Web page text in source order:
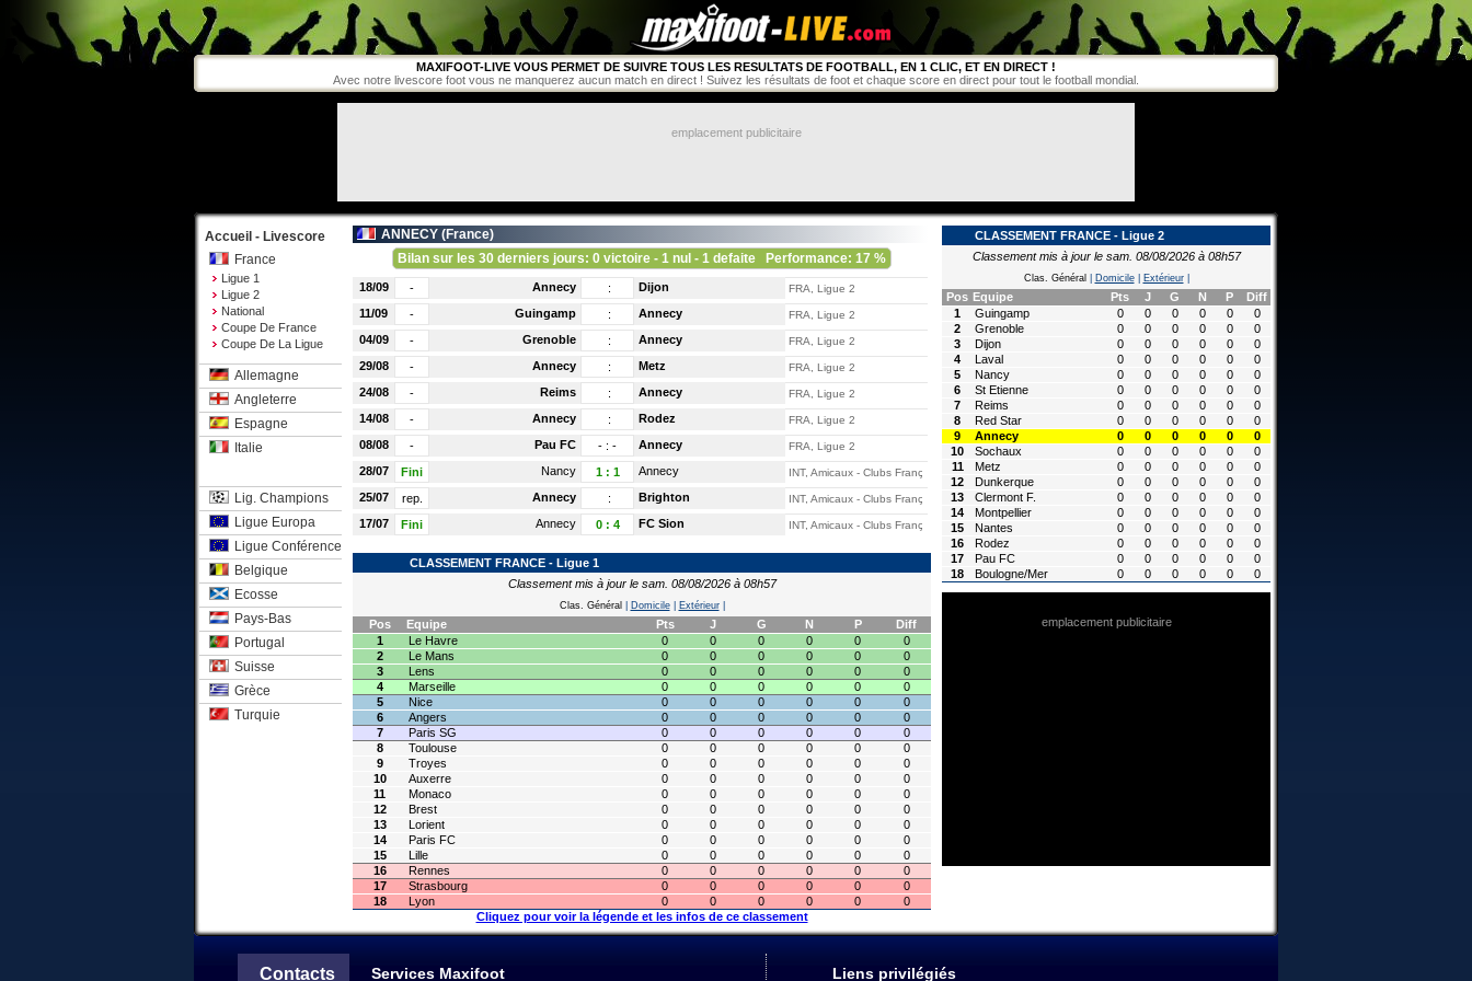
MAXIFOOT-LIVE VOUS PERMET DE SUIVRE TOUS LES RESULTATS DE FOOTBALL, EN 1 CLIC, ET EN DIRECT !
Avec notre livescore foot vous ne manquerez aucun match en direct ! Suivez les résultats de foot et chaque score en direct pour tout le football mondial.
emplacement publicitaire
Accueil - Livescore
France
Ligue 1
Ligue 2
National
Coupe De France
Coupe De La Ligue
Allemagne
Angleterre
Espagne
Italie
Lig. Champions
Ligue Europa
Ligue Conférence
Belgique
Ecosse
Pays-Bas
Portugal
Suisse
Grèce
Turquie
ANNECY (France)
Bilan sur les 30 derniers jours: 0 victoire - 1 nul - 1 defaite
Performance: 17 %
18/09 - Annecy : Dijon FRA, Ligue 2
11/09 - Guingamp : Annecy FRA, Ligue 2
04/09 - Grenoble : Annecy FRA, Ligue 2
29/08 - Annecy : Metz FRA, Ligue 2
24/08 - Reims : Annecy FRA, Ligue 2
14/08 - Annecy : Rodez FRA, Ligue 2
08/08 - Pau FC - : - Annecy FRA, Ligue 2
28/07 Fini Nancy 1: 1 Annecy INT, Amicaux - Clubs Français
25/07 rep. Annecy : Brighton INT, Amicaux - Clubs Français
17/07 Fini Annecy 0: 4 FC Sion INT, Amicaux - Clubs Français
CLASSEMENT FRANCE - Ligue 1
Classement mis à jour le sam. 08/08/2026 à 08h57
Clas. Général Domicile| Extérieur|
Pos Equipe Pts J G N P
Diff
1
Le Havre 0 0 0 0 0
0
2
Le Mans 0 0 0 0 0
0
3
Lens 0 0 0 0 0
0
4
Marseille 0 0 0 0 0
0
5
Nice 0 0 0 0 0
0
6
Angers 0 0 0 0 0
0
7
Paris SG 0 0 0 0 0
0
8
Toulouse 0 0 0 0 0
0
9
Troyes 0 0 0 0 0
0
10
Auxerre 0 0 0 0 0
0
11
Monaco 0 0 0 0 0
0
12
Brest 0 0 0 0 0
0
13
Lorient 0 0 0 0 0
0
14
Paris FC 0 0 0 0 0
0
15
Lille 0 0 0 0 0
0
16
Rennes 0 0 0 0 0
0
17
Strasbourg 0 0 0 0 0
0
18
Lyon 0 0 0 0 0
0
Cliquez pour voir la légende et les infos de ce classement
CLASSEMENT FRANCE - Ligue 2
Classement mis à jour le sam. 08/08/2026 à 08h57
Clas. Général Domicile| Extérieur|
Pos Equipe Pts J G N P
Diff
1
Guingamp 0 0 0 0 0
0
2
Grenoble 0 0 0 0 0
0
3
Dijon 0 0 0 0 0
0
4
Laval 0 0 0 0 0
0
5
Nancy 0 0 0 0 0
0
6
St Etienne 0 0 0 0 0
0
7
Reims 0 0 0 0 0
0
8
Red Star 0 0 0 0 0
0
9
Annecy 0 0 0 0 0
0
10
Sochaux 0 0 0 0 0
0
11
Metz 0 0 0 0 0
0
12
Dunkerque 0 0 0 0 0
0
13
Clermont F. 0 0 0 0 0
0
14
Montpellier 0 0 0 0 0
0
15
Nantes 0 0 0 0 0
0
16
Rodez 0 0 0 0 0
0
17
Pau FC 0 0 0 0 0
0
18
Boulogne/Mer 0 0 0 0 0 0
emplacement publicitaire
Contacts Services Maxifoot Liens privilégiés